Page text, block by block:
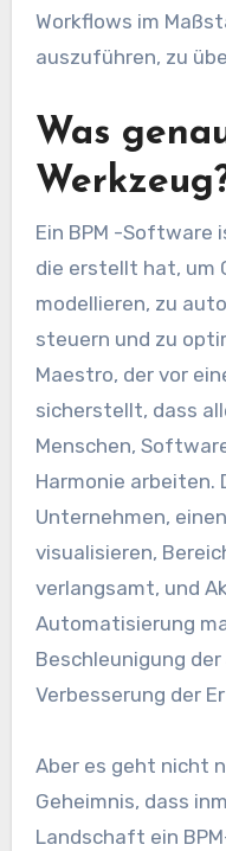
Workflows im
auszuführen, zu
Was
Ein BPM -Software
die erstellt hat, um
modellieren, zu
steuern und zu
Maestro, der vor
sicherstellt, dass
Menschen,
Harmonie arbeiten.
Unternehmen,
visualisieren,
verlangsamt, und
Automatisierung
Beschleunigung
Verbesserung der
Aber es geht nicht
Geheimnis, dass
Landschaft ein